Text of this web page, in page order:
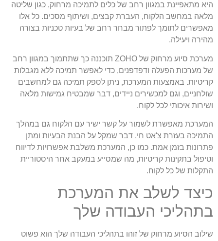
היא מתאפיינת במגוון רחב של כלים לתמיכה מרחוק, כגון שליטה
מלאה במחשב הלקוח, העברת קבצים, ושיתוף מסכים. כל אלו
מאפשרים לתומך לפתור מבחר רחב של בעיות טכניות בצורה
מהירה ויעילה.
מערכת סיוע מרחוק של ZOHO תוכננה כך שתתמוך במגוון רחב
של מערכות הפעלה ודפדפנים, כדי לאפשר תמיכה ללא מגבלות
קריטיות. באמצעות המערכת, ניתן לספק תמיכה גם למחשבים
שולחניים, וגם למכשירים ניידים, דבר שמבטיח גמישות מלאה
ושירות איכותי לכל לקוח.
המערכת מאפשרת לשמור על קשר ישיר עם הלקוח גם במהלך
התמיכה בעזרת צ'אט חי, דבר שמקל על הבנת הבעיות ומתן
פתרונות בזמן אמת. כמו כן, המערכת משלבת אפשרויות לדיווח
וטיפול בתקינות קריטיות, מה שמסייע במעקב אחר היסטוריית
התקלות של כל לקוח.
כיצד לשלב את המערכת
בתהליכי העבודה שלך
שילוב הסיוע מרחוק של זוהו בתהליכי העבודה שלך הוא פשוט